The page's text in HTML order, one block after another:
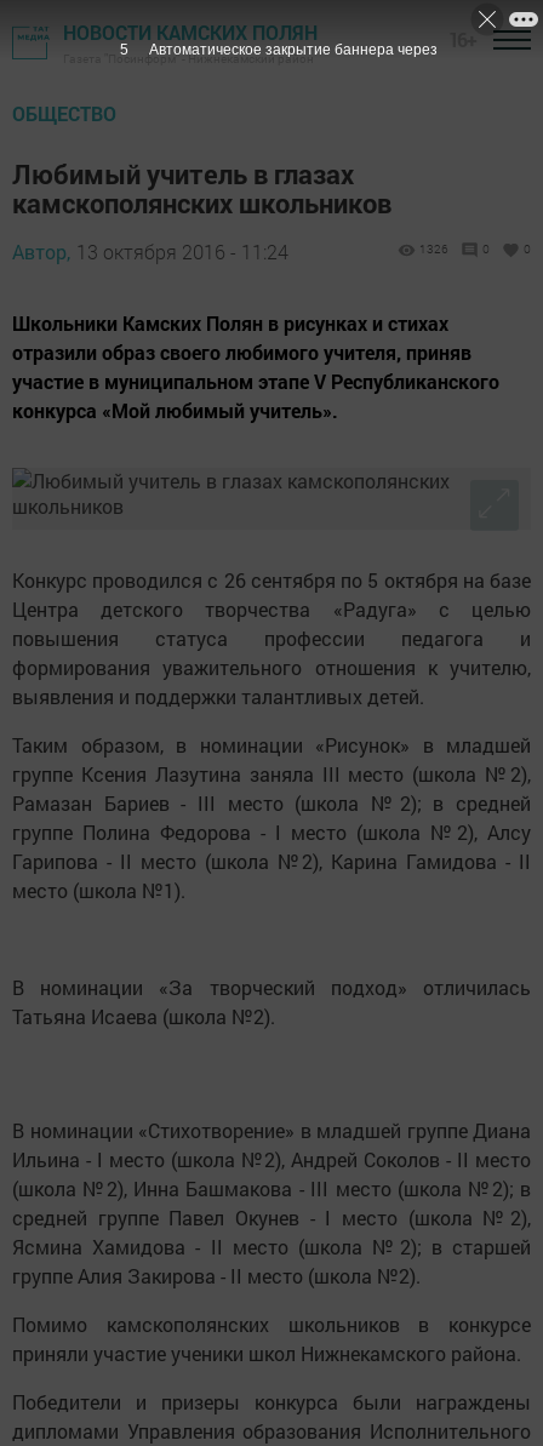
НОВОСТИ КАМСКИХ ПОЛЯН
Газета "Посинформ" - Нижнекамский район
ОБЩЕСТВО
Любимый учитель в глазах
камскополянских школьников
Автор, 13 октября 2016 - 11:24 1326 0 0
Школьники Камских Полян в рисунках и стихах
отразили образ своего любимого учителя, приняв
участие в муниципальном этапе V Республиканского
конкурса «Мой любимый учитель».
Конкурс проводился с 26 сентября по 5 октября на базе
Центра детского творчества «Радуга» с целью
повышения статуса профессии педагога и
формирования уважительного отношения к учителю,
выявления и поддержки талантливых детей.
Таким образом, в номинации «Рисунок» в младшей
группе Ксения Лазутина заняла III место (школа №2),
Рамазан Бариев - III место (школа №2); в средней
группе Полина Федорова - I место (школа №2), Алсу
Гарипова - II место (школа №2), Карина Гамидова - II
место (школа №1).
В номинации «За творческий подход» отличилась
Татьяна Исаева (школа №2).
В номинации «Стихотворение» в младшей группе Диана
Ильина - I место (школа №2), Андрей Соколов - II место
(школа №2), Инна Башмакова - III место (школа №2); в
средней группе Павел Окунев - I место (школа №2),
Ясмина Хамидова - II место (школа №2); в старшей
группе Алия Закирова - II место (школа №2).
Помимо камскополянских школьников в конкурсе
приняли участие ученики школ Нижнекамского района.
Победители и призеры конкурса были награждены
дипломами Управления образования Исполнительного
4 Автоматическое закрытие баннера через